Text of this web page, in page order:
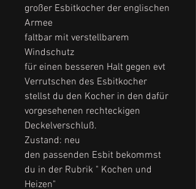
großer Esbitkocher der englischen
Armee
faltbar mit verstellbarem
Windschutz
für einen besseren Halt gegen evt
Verrutschen des Esbitkocher
stellst du den Kocher in den dafür
vorgesehenen rechteckigen
Deckelverschluß.
Zustand: neu
den passenden Esbit bekommst
du in der Rubrik " Kochen und
Heizen"